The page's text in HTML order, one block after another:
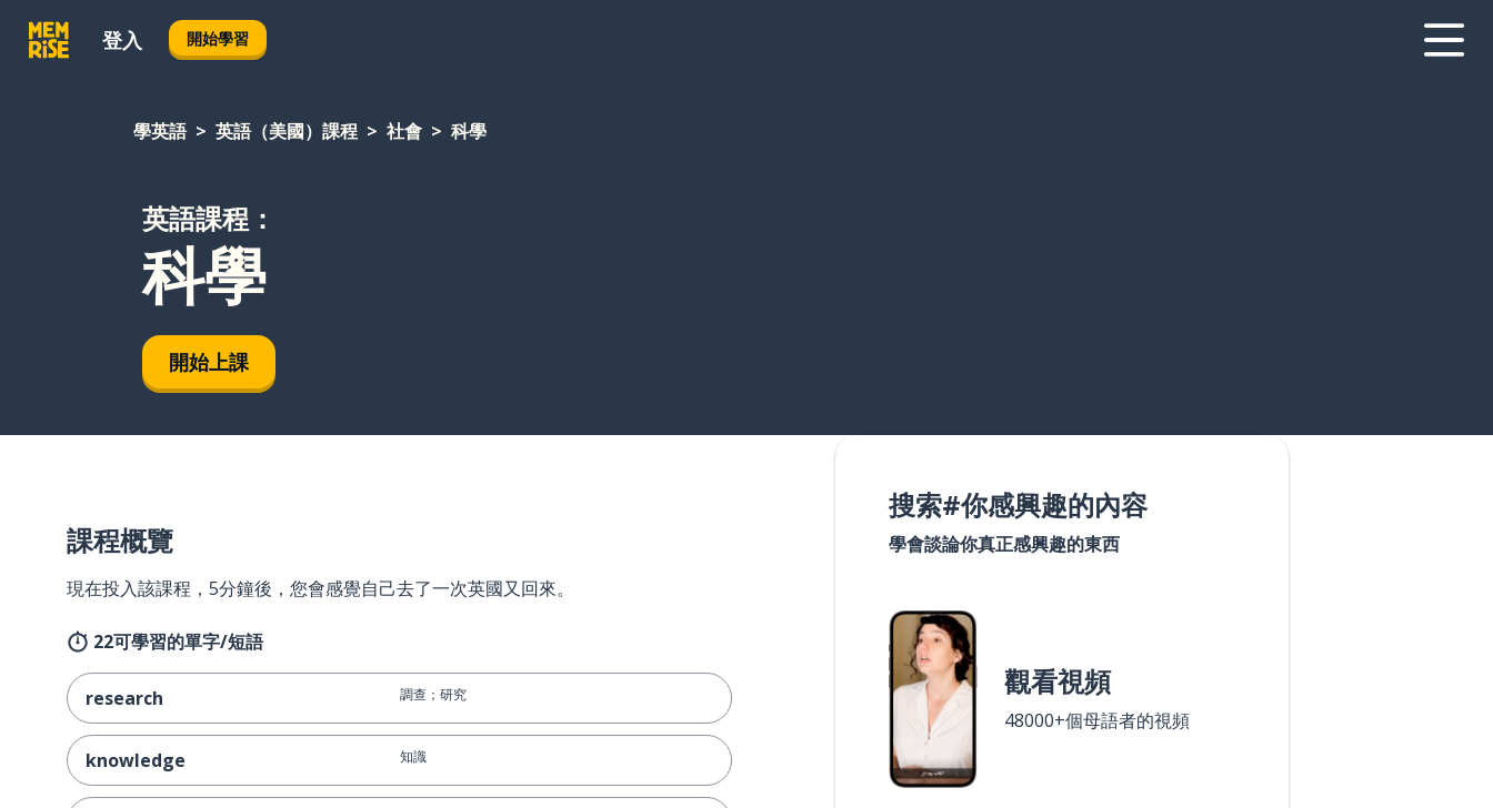
登入 開始學習
學英語 英語（美國）課程 社會 科學
英語課程：
科學
開始上課
課程概覽
現在投入該課程，5分鐘後，您會感覺自己去了一次英國又回來。
22可學習的單字/短語
research 調查；研究
knowledge 知識
搜索#你感興趣的內容
學會談論你真正感興趣的東西
觀看視頻
48000+個母語者的視頻